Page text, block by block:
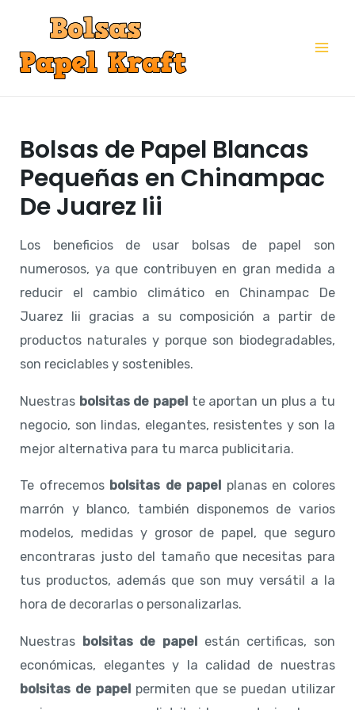
contenido
Bolsas de Papel Blancas
Pequeñas en Chinampac
De Juarez Iii
Los beneficios de usar bolsas de papel son
numerosos, ya que contribuyen en gran medida a
reducir el cambio climático en Chinampac De
Juarez Iii gracias a su composición a partir de
productos naturales y porque son biodegradables,
son reciclables y sostenibles.
Nuestras bolsitas de papel te aportan un plus a tu
negocio, son lindas, elegantes, resistentes y son la
mejor alternativa para tu marca publicitaria.
Te ofrecemos bolsitas de papel planas en colores
marrón y blanco, también disponemos de varios
modelos, medidas y grosor de papel, que seguro
encontraras justo del tamaño que necesitas para
tus productos, además que son muy versátil a la
hora de decorarlas o personalizarlas.
Nuestras bolsitas de papel están certificas, son
económicas, elegantes y la calidad de nuestras
bolsitas de papelpermiten que se puedan utilizar